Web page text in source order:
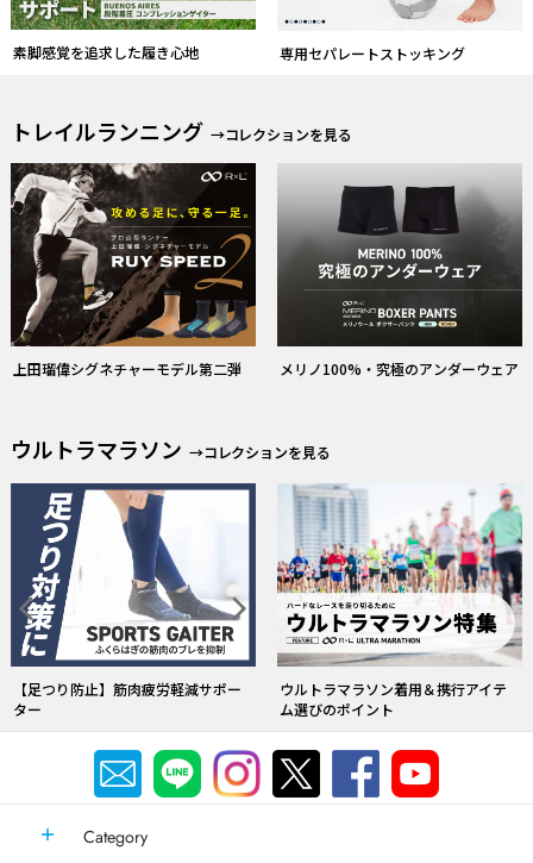
素脚感覚を追求した履き心地
上田瑠偉シグネチャーモデル第二弾 メリノ100%・究極のアンダーウェア
【足つり防止】筋肉疲労軽減サポー
ター
ウルトラマラソン着用＆携行アイテ
ム選びのポイント
Category
Service